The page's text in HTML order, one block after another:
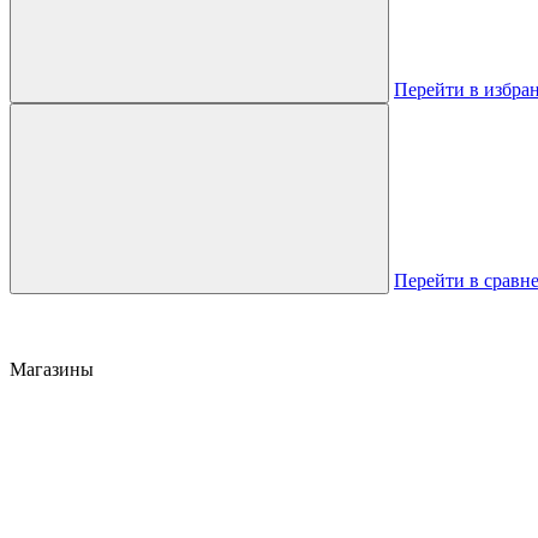
Перейти в
Перейти в
Магазины